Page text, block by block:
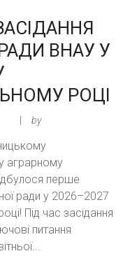
ВНАУ У
РОЦІ
by
аграрному
перше
ради у 2026–2027
Під час засідання
питання